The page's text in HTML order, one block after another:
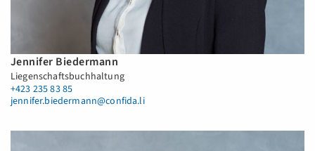
Jennifer Biedermann
Liegenschaftsbuchhaltung
+423 235 83 85
jennifer.biedermann@confida.li